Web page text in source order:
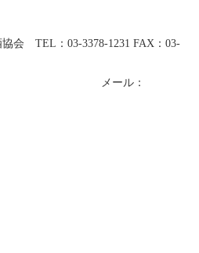
会 TEL：03-3378-1231 FAX：03-
：